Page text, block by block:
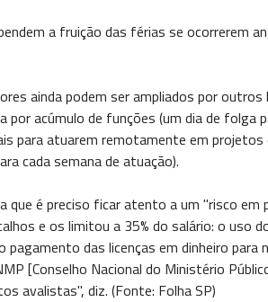
a fruição das férias se ocorrerem
ainda podem ser ampliados por
por acúmulo de funções (um dia de folga
para atuarem remotamente em
cada semana de atuação).
que é preciso ficar atento a um "risco em
e os limitou a 35% do salário: o uso
das licenças em dinheiro para
[Conselho Nacional do Ministério
avalistas", diz. (Fonte: Folha SP)